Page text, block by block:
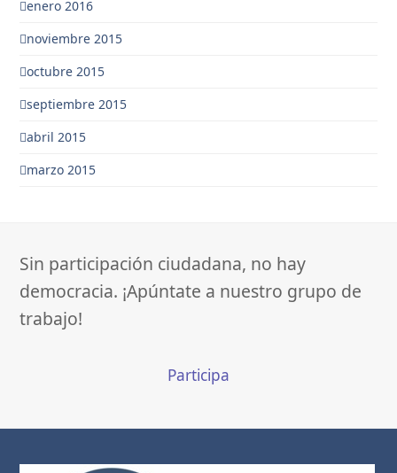
enero 2016
noviembre 2015
octubre 2015
septiembre 2015
abril 2015
marzo 2015
Sin participación ciudadana, no hay
democracia. ¡Apúntate a nuestro grupo de
trabajo!
Participa